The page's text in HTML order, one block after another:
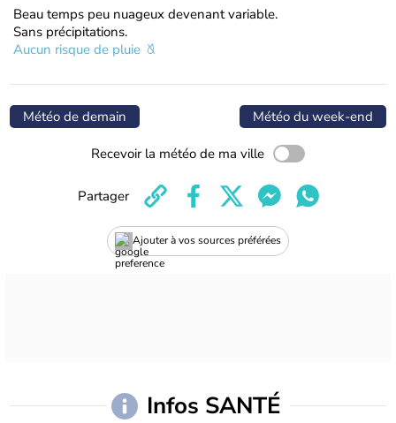
Beau temps peu nuageux devenant variable.
Sans précipitations.
Aucun risque de pluie
Météo de demain Météo du week-end
Recevoir la météo de ma ville
Ajouter à vos sources préférées
Partager
Infos SANTÉ